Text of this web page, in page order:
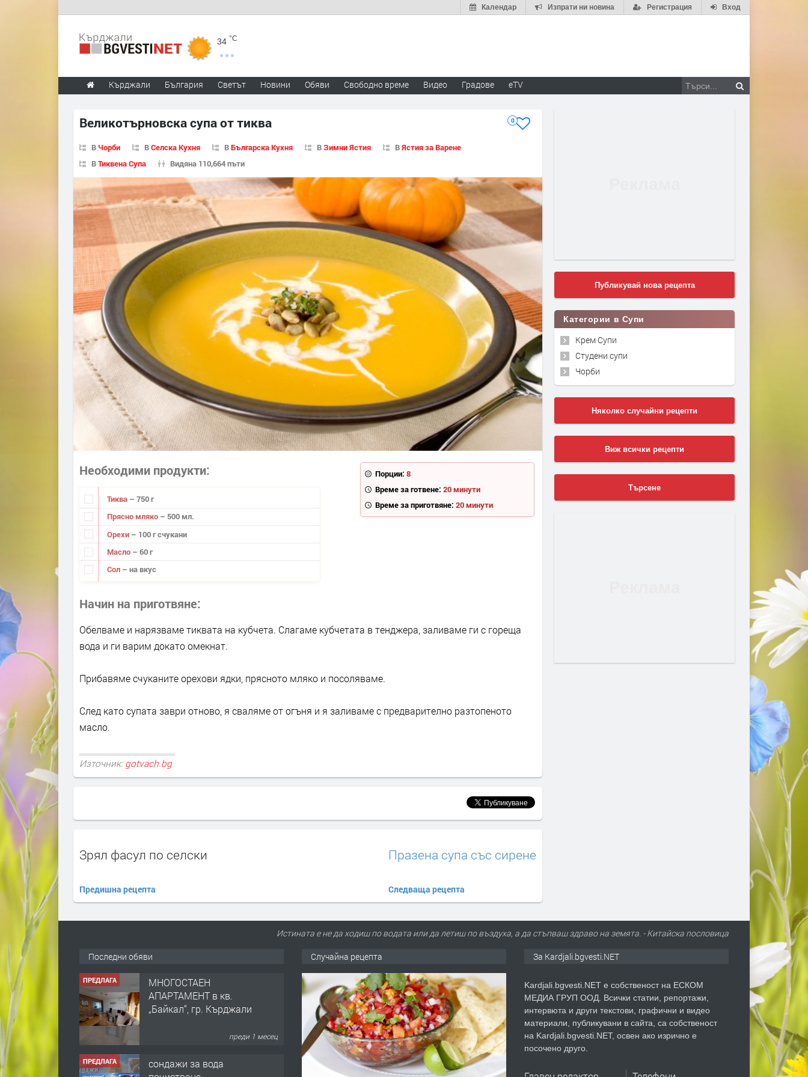
Вход
Регистрация
Изпрати ни новина
Календар
34 °C
Кърджали България Светът Новини Обяви Свободно време Видео Градове eTV
Великотърновска супа от тиква 0
ВЧорби ВСелска Кухня ВБългарска Кухня ВЗимни Ястия ВЯстия за Варене
ВТиквена Супа Видяна 110,664 пъти
Порции: 8
Време за готвене: 20 минути
Време за приготвяне: 20 минути
Необходими продукти
Тиква – 750 г
Прясно мляко – 500 мл.
Орехи – 100 г счукани
Масло – 60 г
Сол – на вкус
Начин на приготвяне
Обелваме и нарязваме тиквата на кубчета. Слагаме кубчетата в тенджера, заливаме ги с гореща
вода и ги варим докато омекнат.
Прибавяме счуканите орехови ядки, прясното мляко и посоляваме.
След като супата заври отново, я сваляме от огъня и я заливаме с предварително разтопеното
масло.
Източник: gotvach.bg
Зрял фасул по селски
Предишна рецепта
Празена супа със сирене
Следваща рецепта
Публикувай нова рецепта
Категории в Супи
Крем Супи
Студени супи
Чорби
Няколко случайни рецепти
Виж всички рецепти
Търсене
Истината е не да ходиш по водата или да летиш по въздуха, а да стъпваш здраво на земята. - Китайскa пословицa
Последни обяви
ПРЕДЛАГА
сондажи за вода
почистване
преди 3 дни
ПРЕДЛАГА
Tърговски обект в гр.
Случайна рецепта За Kardjali.bgvesti.NET
Kardjali.bgvesti.NET е собственост на ЕСКОМ
МЕДИА ГРУП ООД. Всички статии, репортажи,
интервюта и други текстови, графични и видео
материали, публикувани в сайта, са собственост
на Kardjali.bgvesti.NET, освен ако изрично е
посочено друго.